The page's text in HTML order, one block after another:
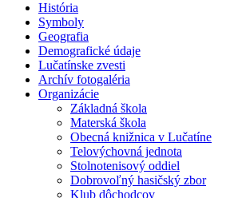
História
Symboly
Geografia
Demografické údaje
Lučatínske zvesti
Archív fotogaléria
Organizácie
Základná škola
Materská škola
Obecná knižnica v Lučatíne
Telovýchovná jednota
Stolnotenisový oddiel
Dobrovoľný hasičský zbor
Klub dôchodcov